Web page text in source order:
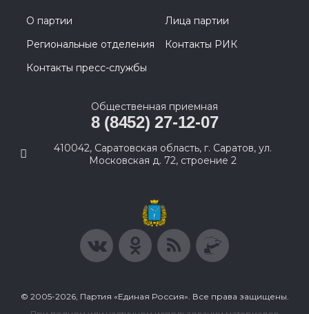
О партии
Лица партии
Региональные отделения
Контакты РИК
Контакты пресс-службы
Общественная приемная
8 (8452) 27-12-07
410042, Саратовская область, г. Саратов, ул.
Московская д. 72, строение 2
© 2005-2026, Партия «Единая Россия». Все права защищены.